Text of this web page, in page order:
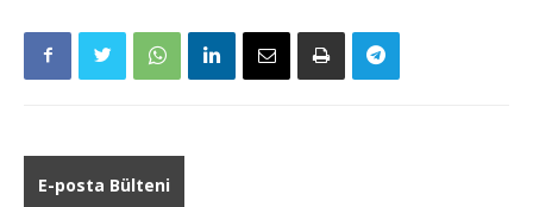
E-posta Bülteni